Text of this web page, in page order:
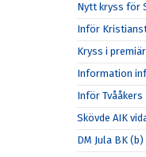
Nytt kryss för
Inför
Kryss i
Information
Inför Tvååkers
Skövde AIK
DM Jula BK (b)